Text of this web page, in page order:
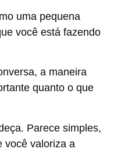
uma pequena
você está fazendo
a maneira
quanto o que
Parece simples,
você valoriza a